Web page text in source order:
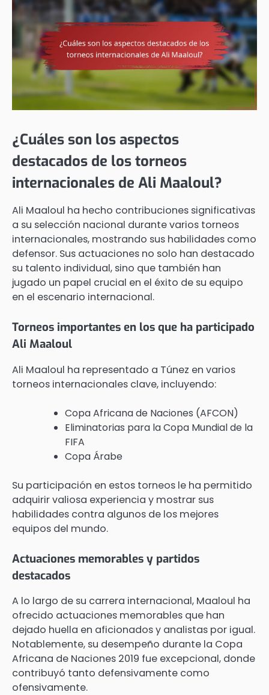
¿Cuáles son los aspectos
destacados de los torneos
internacionales de Ali Maaloul?
Ali Maaloul ha hecho contribuciones significativas
a su selección nacional durante varios torneos
internacionales, mostrando sus habilidades como
defensor. Sus actuaciones no solo han destacado
su talento individual, sino que también han
jugado un papel crucial en el éxito de su equipo
en el escenario internacional.
Torneos importantes en los que ha participado
Ali Maaloul
Ali Maaloul ha representado a Túnez en varios
torneos internacionales clave, incluyendo:
Copa Africana de Naciones (AFCON)
Eliminatorias para la Copa Mundial de la
FIFA
Copa Árabe
Su participación en estos torneos le ha permitido
adquirir valiosa experiencia y mostrar sus
habilidades contra algunos de los mejores
equipos del mundo.
Actuaciones memorables y partidos
destacados
A lo largo de su carrera internacional, Maaloul ha
ofrecido actuaciones memorables que han
dejado huella en aficionados y analistas por igual.
Notablemente, su desempeño durante la Copa
Africana de Naciones 2019 fue excepcional, donde
contribuyó tanto defensivamente como
ofensivamente.